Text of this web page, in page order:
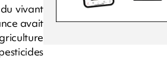
vivant
avait